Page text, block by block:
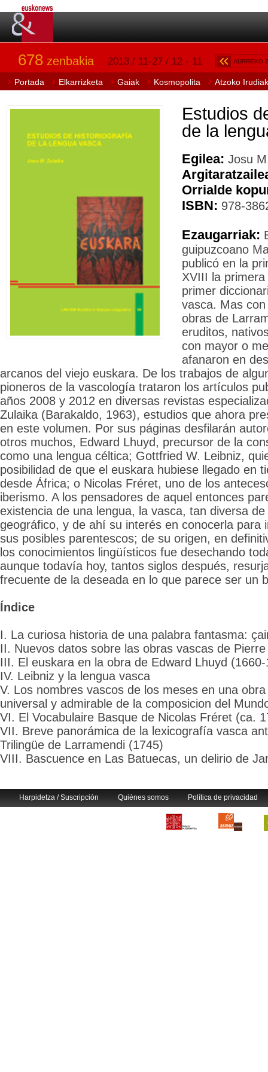
678 zenbakia 2013 / 11-27 / 12 - 11 AURREKO
Portada Elkarrizketa Gaiak Kosmopolita Atzoko Irudiak
Estudios
de la
Egilea: Josu
Orrialde
ISBN: 978-
Ezaugarriak:
guipuzcoano
publicó en la
XVIII la
primer
vasca. Mas
obras de
eruditos,
con mayor o
afanaron en
arcanos del viejo euskara. De los trabajos de
pioneros de la vascología trataron los artículos
años 2008 y 2012 en diversas revistas
Zulaika (Barakaldo, 1963), estudios que ahora
en este volumen. Por sus páginas desfilarán
otros muchos, Edward Lhuyd, precursor de la
como una lengua céltica; Gottfried W. Leibniz,
posibilidad de que el euskara hubiese llegado en
desde África; o Nicolas Fréret, uno de los
iberismo. A los pensadores de aquel entonces
existencia de una lengua, la vasca, tan diversa
geográfico, y de ahí su interés en conocerla para
sus posibles parentescos; de su origen, en
los conocimientos lingüísticos fue desechando
aunque todavía hoy, tantos siglos después,
frecuente de la deseada en lo que parece ser un
Índice
I. La curiosa historia de una palabra fantasma:
II. Nuevos datos sobre las obras vascas de Pierre
III. El euskara en la obra de Edward Lhuyd
IV. Leibniz y la lengua vasca
V. Los nombres vascos de los meses en una
universal y admirable de la composicion del
VI. El Vocabulaire Basque de Nicolas Fréret (ca.
VII. Breve panorámica de la lexicografía vasca
Trilingüe de Larramendi (1745)
VIII. Bascuence en Las Batuecas, un delirio de
Harpidetza / Suscripción Quiénes somos Política de privacidad